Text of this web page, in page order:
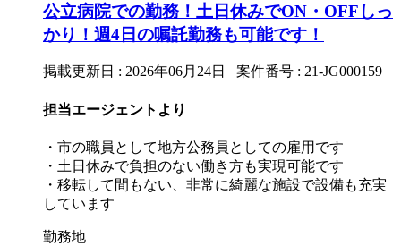
公立病院での勤務！土日休みでON・OFFしっ
かり！週4日の嘱託勤務も可能です！
掲載更新日 : 2026年06月24日 案件番号 : 21-JG000159
担当エージェントより
・市の職員として地方公務員としての雇用です
・土日休みで負担のない働き方も実現可能です
・移転して間もない、非常に綺麗な施設で設備も充実
しています
勤務地